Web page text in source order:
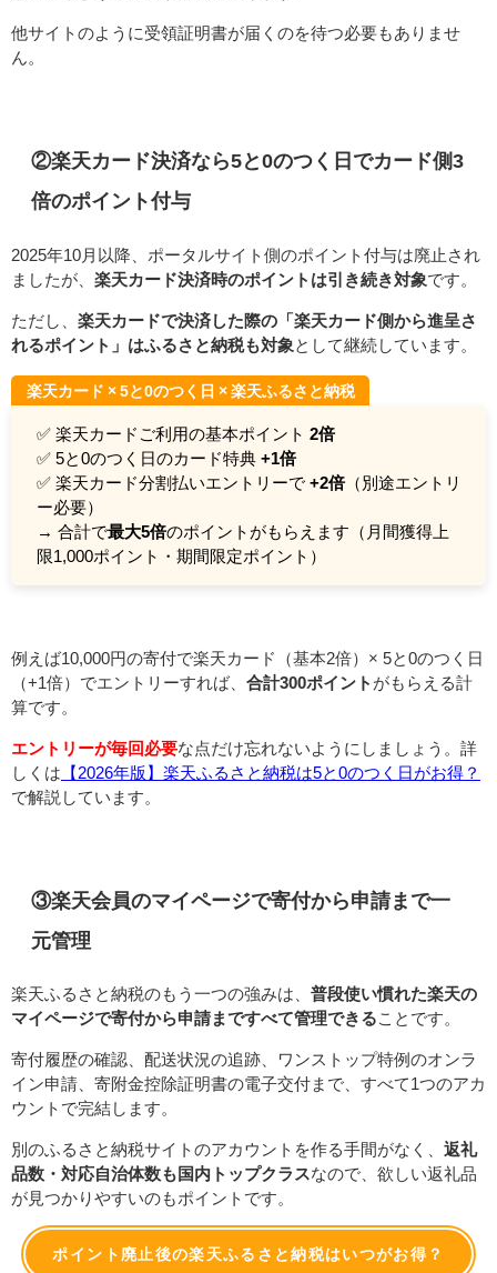
他サイトのように受領証明書が届くのを待つ必要もありませ
ん。
②楽天カード決済なら5と0のつく日でカード側3
倍のポイント付与
2025年10月以降、ポータルサイト側のポイント付与は廃止され
ましたが、 楽天カード決済時のポイントは引き続き対象です。
ただし、 楽天カードで決済した際の「楽天カード側から進呈さ
れるポイント」はふるさと納税も対象 として継続しています。
楽天カード × 5と0のつく日 × 楽天ふるさと納税
✅ 楽天カードご利用の基本ポイント 2倍
✅ 5と0のつく日のカード特典 +1倍
✅ 楽天カード分割払いエントリーで +2倍（別途エントリ
ー必要）
→ 合計で最大5倍のポイントがもらえます（月間獲得上
限1,000ポイント・期間限定ポイント）
例えば10,000円の寄付で楽天カード（基本2倍）× 5と0のつく日
（+1倍）でエントリーすれば、 合計300ポイント がもらえる計
算です。
エントリーが毎回必要な点だけ忘れないようにしましょう。詳
しくは 【2026年版】楽天ふるさと納税は5と0のつく日がお得？
で解説しています。
③楽天会員のマイページで寄付から申請まで一
元管理
楽天ふるさと納税のもう一つの強みは、 普段使い慣れた楽天の
マイページで寄付から申請まですべて管理できる ことです。
寄付履歴の確認、配送状況の追跡、ワンストップ特例のオンラ
イン申請、寄附金控除証明書の電子交付まで、すべて1つのアカ
ウントで完結します。
別のふるさと納税サイトのアカウントを作る手間がなく、 返礼
品数・対応自治体数も国内トップクラスなので、欲しい返礼品
が見つかりやすいのもポイントです。
ポイント廃止後の楽天ふるさと納税はいつがお得？